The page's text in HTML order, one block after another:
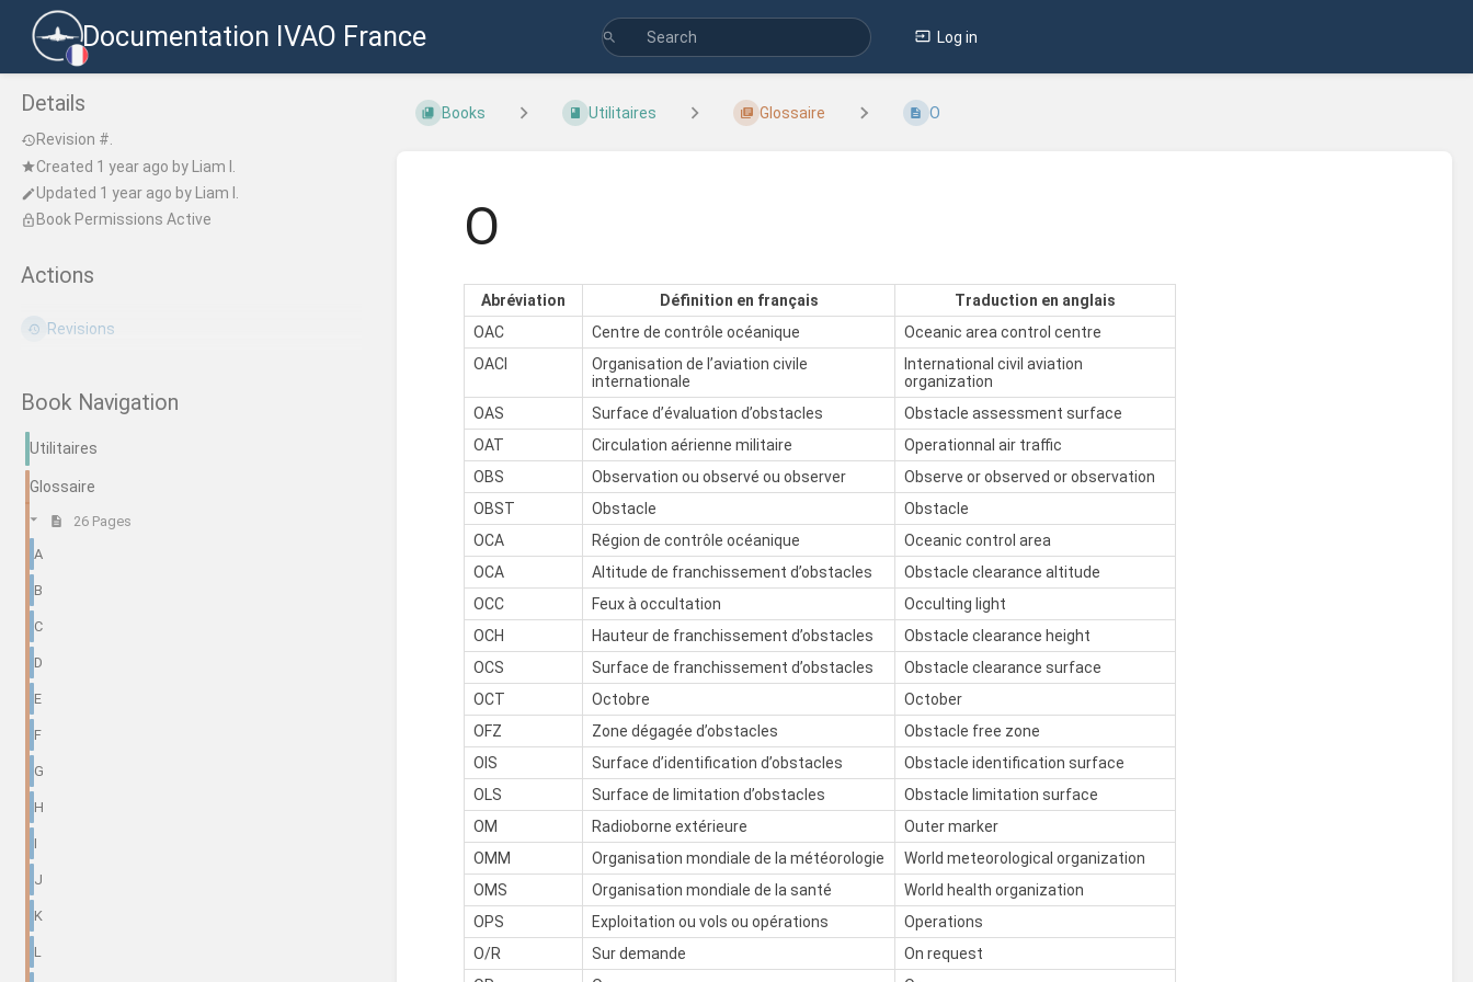
Documentation IVAO France Log in
Details
Revision #.
Created 1 year ago by
Liam I.
Updated 1 year ago by
Liam I.
Book Permissions Active
Actions
Revisions
Book Navigation
Utilitaires
Glossaire
26 Pages
A
B
C
D
E
F
G
H
I
J
K
L
Books Utilitaires Glossaire O
O
Abréviation Définition en français
Traduction en anglais
OAC
Centre de contrôle océanique
Oceanic area control centre
OACI
Organisation de l’aviation civile
internationale
International civil aviation
organization
OAS
Surface d’évaluation d’obstacles
Obstacle assessment surface
OAT
Circulation aérienne militaire
Operationnal air traffic
OBS
Observation ou observé ou observer
Observe or observed or observation
OBST
Obstacle
Obstacle
OCA
Région de contrôle océanique
Oceanic control area
OCA
Altitude de franchissement d’obstacles
Obstacle clearance altitude
OCC
Feux à occultation
Occulting light
OCH
Hauteur de franchissement d’obstacles
Obstacle clearance height
OCS
Surface de franchissement d’obstacles
Obstacle clearance surface
OCT
Octobre
October
OFZ
Zone dégagée d’obstacles
Obstacle free zone
OIS
Surface d’identification d’obstacles
Obstacle identification surface
OLS
Surface de limitation d’obstacles
Obstacle limitation surface
OM
Radioborne extérieure
Outer marker
OMM
Organisation mondiale de la météorologie
World meteorological organization
OMS
Organisation mondiale de la santé
World health organization
OPS
Exploitation ou vols ou opérations
Operations
O/R
Sur demande
On request